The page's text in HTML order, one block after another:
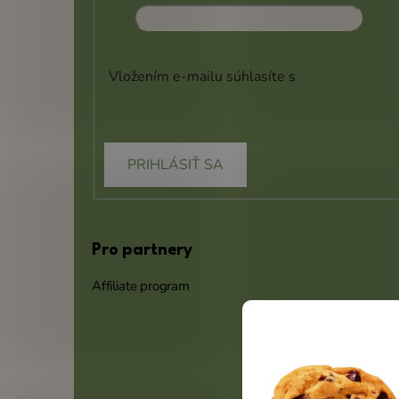
Vložením e-mailu súhlasíte s
PRIHLÁSIŤ SA
Pro partnery
Affiliate program